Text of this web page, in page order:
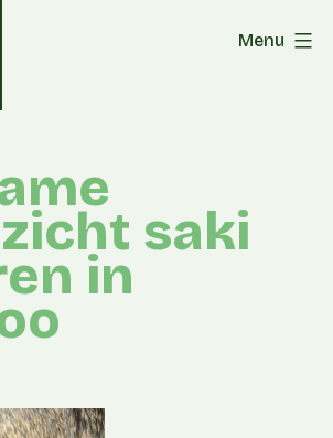
Menu
saki
in